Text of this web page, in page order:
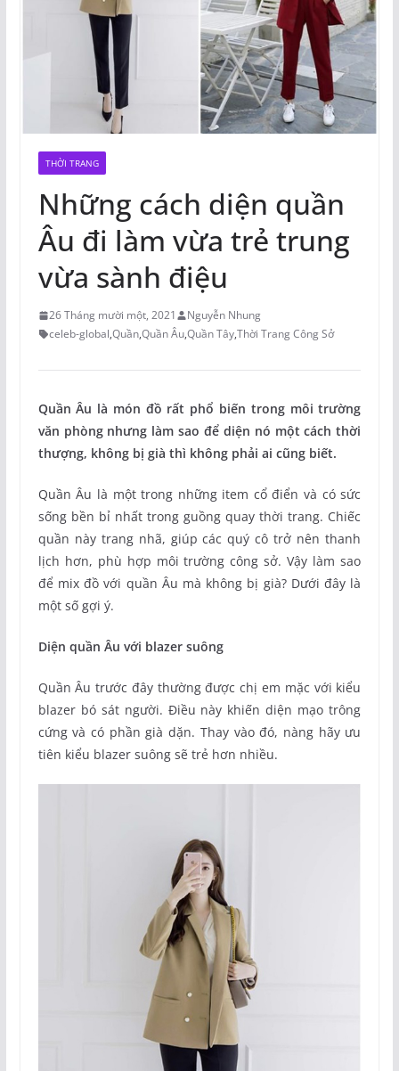
THỜI TRANG
Những cách diện quần
Âu đi làm vừa trẻ trung
vừa sành điệu
26 Tháng mười một, 2021
Nguyễn Nhung
celeb-global,Quần,Quần Âu,Quần Tây,Thời Trang Công Sở
Quần Âu là món đồ rất phổ biến trong môi trường
văn phòng nhưng làm sao để diện nó một cách thời
thượng, không bị già thì không phải ai cũng biết.
Quần Âu là một trong những item cổ điển và có sức
sống bền bỉ nhất trong guồng quay thời trang. Chiếc
quần này trang nhã, giúp các quý cô trở nên thanh
lịch hơn, phù hợp môi trường công sở. Vậy làm sao
để mix đồ với quần Âu mà không bị già? Dưới đây là
một số gợi ý.
Diện quần Âu với blazer suông
Quần Âu trước đây thường được chị em mặc với kiểu
blazer bó sát người. Điều này khiến diện mạo trông
cứng và có phần già dặn. Thay vào đó, nàng hãy ưu
tiên kiểu blazer suông sẽ trẻ hơn nhiều.